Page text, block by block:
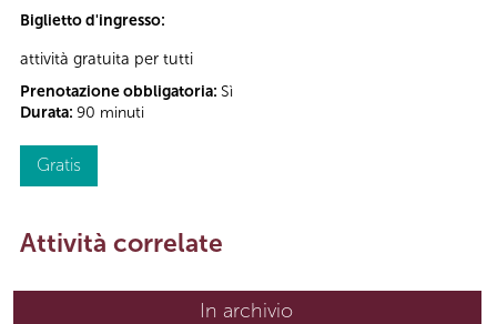
Biglietto d'ingresso:
attività gratuita per tutti
Prenotazione obbligatoria: Sì
Durata: 90 minuti
Gratis
Attività correlate
In archivio